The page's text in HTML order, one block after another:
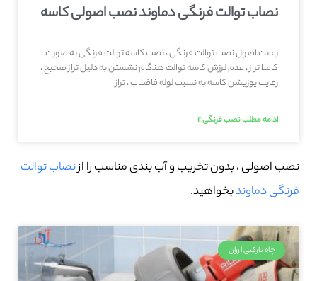
نصاب توالت فرنگی دماوند نصب اصولی کاسه
رعایت اصول نصب توالت فرنگی ، نصب کاسه توالت فرنگی به صورت
کاملا تراز ، عدم لرزش کاسه توالت هنگام نشستن به دلیل تراز صحیح ،
رعایت پوزیشن کاسه به نسبت لوله فاضلاب ، تراز
ادامه مطلب نصب فرنگی »
نصب اصولی ، بدون تخریب و آب بندی مناسب را ازنصاب توالت
فرنگی دماوندبخواهید.
چاه بازکنی ارزان